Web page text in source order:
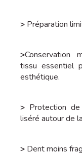
> Préparation
>Conservation
tissu essentiel
esthétique.
> Protection
liséré autour de
> Dent moins